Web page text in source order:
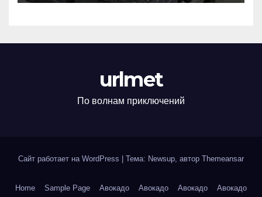
urlmet
По волнам приключений
Сайт работает на WordPress Тема: Newsup, автор Themeansar
Home Sample Page Авокадо Авокадо Авокадо Авокадо